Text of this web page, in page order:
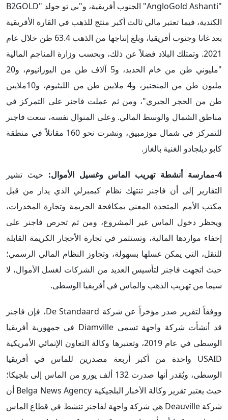
"AngloGold Ashanti" الجنوب أفريقية، و"بي تو جولد "B2GOLD
الكندية، فيما تعتبر مالي ثالث أكبر منتج للذهب في القارة الأفريقية
بعد غانا وجنوب أفريقيا، وبلغ إنتاجها من الذهب 63.4 طن خلال عام
2021. وتمتلك البلاد فضلاً عن ذلك، وبحسب وزارة المناجم المالية
"مليوني طن من خام الحديد، و5 آلاف طن من اليورانيوم، و20
مليون طن من المنجنيز، و4 ملايين طن من الليثيوم، و10ملايين
طن من الحجر الجيري"، ومن ثم عملت فاجنر على التمركز في
مناطق الشمال والوسط المالي. وعلى المنوال نفسه، سعت فاجنر
للتمركز في شمال موزمبيق، ونشرت نحو 160 مقاتلاً في منطقة
كابو ديلجادو الغنية بالغاز.
4-ممارسة أنشطة تهريب ال ماس وغسيل الأموال: حيث تشير
التقارير إلى أن فاجنر تنتهك نظام كيمبرلي الذي يدار من قبل
مكتب الأمم المتحدة المعني بمكافحة الجريمة وتجارة المخدرات،
ويحظر دخول الماس غير المشروع، ومن ثم تحرص فاجنر على
إخفاء مواردها المالية، وتستثمر في تجارة الأحجار الكريمة القابلة
للنقل، التي يمكن غسلها بسهولة، وتجاوز النظام المالي الرسمي؛
حيث اتجهت فاجنر لتأسيس العديد من الشركات لغسل الأموال، لا
سيما من تهريب الذهب والماس في أفريقيا الوسطى.
ووفقاً لتقرير صدر مؤخراً عن شركة De Standaard، فإن فاجنر
قد أنشأت شركة واجهة تسمى Diamville في جمهورية أفريقيا
الوسطى في عام 2019، وتعتبرها وكالة التعاون الإنمائي الأمريكية
USAID واحدة من أكبر أربعة مصدرين للماس في أفريقيا
الوسطى، ويُقدر أنها صدرت 132 ألف يورو من الماس إلى بلجيكا؛
حيث يعتبر تقرير وكالة الأخبار البلجيكية Belga News Agency أن
شركة Deauville هي شركة واجهة لفاجنر تنشط في قطاع الماس